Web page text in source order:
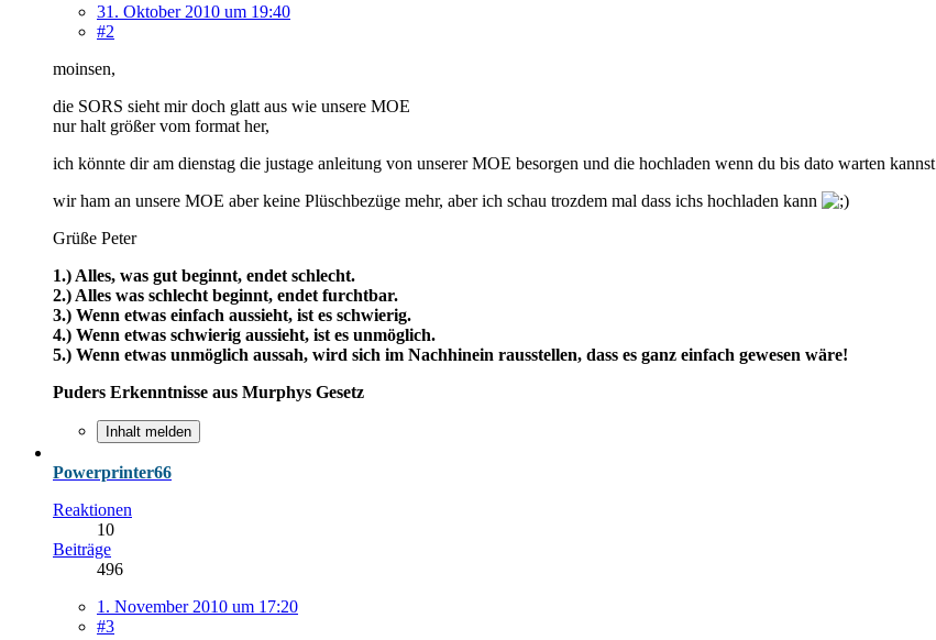
31. Oktober 2010 um 19:40
#2
moinsen,
die SORS sieht mir doch glatt aus wie unsere MOE
nur halt größer vom format her,
ich könnte dir am dienstag die justage anleitung von unserer MOE besorgen und die hochladen wenn du bis dato warten kannst
wir ham an unsere MOE aber keine Plüschbezüge mehr, aber ich schau trozdem mal dass ichs hochladen kann
Grüße Peter
1.) Alles, was gut beginnt, endet schlecht.
2.) Alles was schlecht beginnt, endet furchtbar.
3.) Wenn etwas einfach aussieht, ist es schwierig.
4.) Wenn etwas schwierig aussieht, ist es unmöglich.
5.) Wenn etwas unmöglich aussah, wird sich im Nachhinein rausstellen, dass es ganz einfach gewesen wäre!
Puders Erkenntnisse aus Murphys Gesetz
Inhalt melden
Powerprinter66
Reaktionen
10
Beiträge
496
1. November 2010 um 17:20
#3